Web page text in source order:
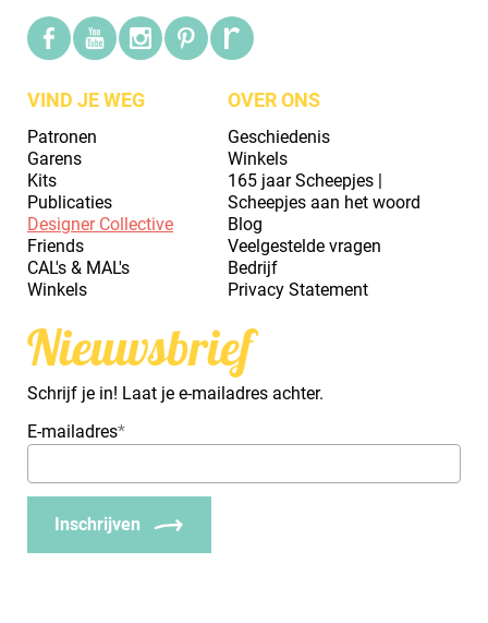
VIND JE WEG
Patronen
Garens
Kits
Publicaties
Designer Collective
Friends
CAL's & MAL's
Winkels
OVER ONS
Geschiedenis
Winkels
165 jaar Scheepjes |
Scheepjes aan het woord
Blog
Veelgestelde vragen
Bedrijf
Privacy Statement
Nieuwsbrief
Schrijf je in! Laat je e-mailadres achter.
E-mailadres*
Inschrijven